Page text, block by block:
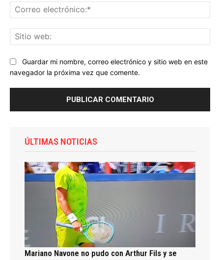
Guardar mi nombre, correo electrónico y sitio web en este
navegador la próxima vez que comente.
ÚLTIMAS NOTICIAS
Mariano Navone no pudo con Arthur Fils y se